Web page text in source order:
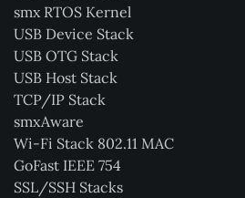
smx RTOS Kernel
USB Device Stack
USB OTG Stack
USB Host Stack
TCP/IP Stack
smxAware
Wi-Fi Stack 802.11 MAC
GoFast IEEE 754
SSL/SSH Stacks